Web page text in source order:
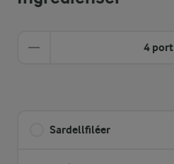
4 port
Sardellfiléer